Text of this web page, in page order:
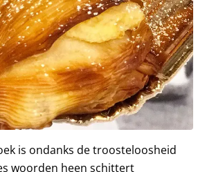
is ondanks de troosteloosheid
woorden heen schittert